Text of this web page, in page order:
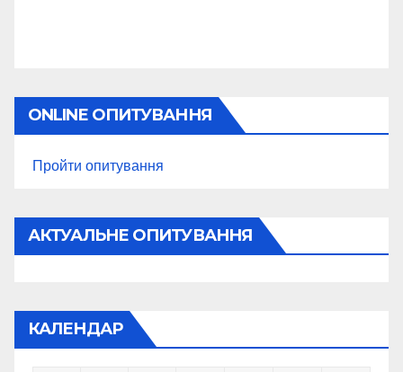
ONLINE ОПИТУВАННЯ
Пройти опитування
АКТУАЛЬНЕ ОПИТУВАННЯ
КАЛЕНДАР